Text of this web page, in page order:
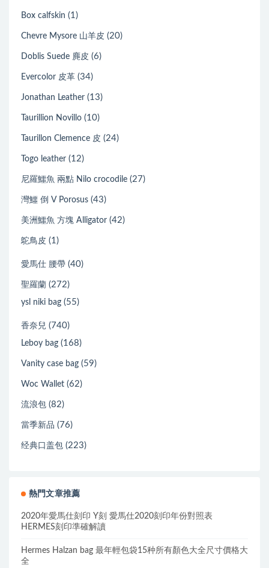
Box calfskin (1)
Chevre Mysore 山羊皮 (20)
Doblis Suede 麂皮 (6)
Evercolor 皮革 (34)
Jonathan Leather (13)
Taurillion Novillo (10)
Taurillon Clemence 皮 (24)
Togo leather (12)
尼羅鱷魚 兩點 Nilo crocodile (27)
灣鱷 倒 V Porosus (43)
美洲鱷魚 方塊 Alligator (42)
鴕鳥皮 (1)
愛馬仕 腰帶 (40)
聖羅蘭 (272)
ysl niki bag (55)
香奈兒 (740)
Leboy bag (168)
Vanity case bag (59)
Woc Wallet (62)
流浪包 (82)
當季新品 (76)
经典口盖包 (223)
熱門文章推薦
2020年愛馬仕刻印 Y刻 愛馬仕2020刻印年份對照表
HERMES刻印準確解讀
Hermes Halzan bag 最年輕包袋15种所有顏色大全尺寸價格大
全